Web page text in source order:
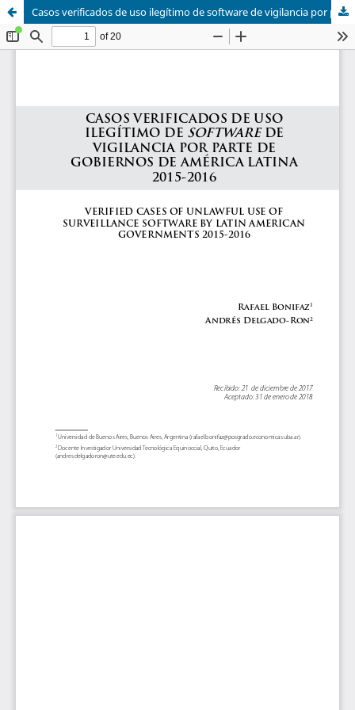
Casos verificados de uso ilegítimo de software de vigilancia por parte de gobiernos de América Latina 2015-2016